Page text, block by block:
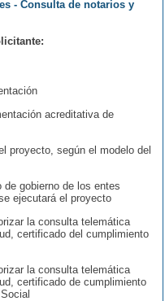
- Consulta de notarios y
acreditativa de
proyecto, según el modelo del
de gobierno de los entes
ejecutará el proyecto
la consulta telemática
certificado del cumplimiento
la consulta telemática
certificado de cumplimiento